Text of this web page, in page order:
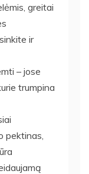
greitai
ir
– jose
trumpina
pektinas,